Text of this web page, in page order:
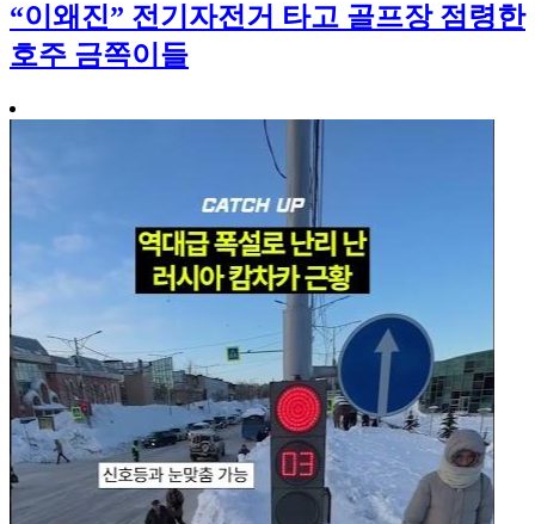
“이왜진” 전기자전거 타고 골프장 점령한
호주 금쪽이들